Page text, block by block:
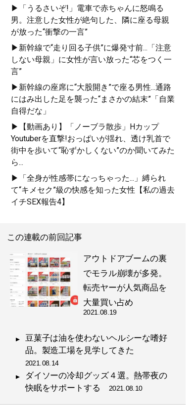
▶「うるさいぞ!」電車で赤ちゃんに怒鳴る
男。注意した女性が絶句した、隣に座る母親
が放った“衝撃の一言”
▶新幹線で“走り回る子供”に爆発寸前...「注意
しない母親」に女性が言い放った“芯をつく一
言”
▶新幹線の座席に“大股開き”で座る男性...通路
にはみ出した足を襲った“まさかの結末”「自業
自得だな」
▶【動画あり】「ノーブラ散歩」Hカップ
Youtuberを直撃!おっぱいが揺れ、透け乳首で
街中を歩いて“恥ずかしくない”のか聞いてみた
ら...
▶「全身が性感帯になっちゃった...」縛られ
て“キメセク”級の快感を知った女性【私の過去
イチSEX報告4】
この連載の前回記事
アウトドアブームの裏
でモラル崩壊が多発。
転売ヤーが人気商品を
大量買い占め
2021.08.19
豆菓子は油を使わないヘルシーな嗜好
品。製造工場を見学してきた
2021.08.14
ダイソーの冷却グッズ４選。熱帯夜の
快眠をサポートする 2021.08.10